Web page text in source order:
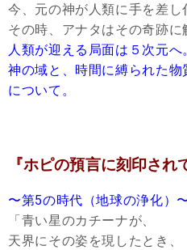
今、元の神が人類に手を差し
その時、アナタはその奇跡に
人類が迎える局面は５次元へ
神の域と、時間に縛られた
について。
『ホピの預言に刻印され
〜第5の時代（地球の浄化）
「青い星のカチーナが、
天界にその姿を現したとき、